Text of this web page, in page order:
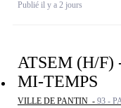
Publié il y a 2 jours
ATSEM (H/F)
MI-TEMPS
VILLE DE PANTIN - 93 -